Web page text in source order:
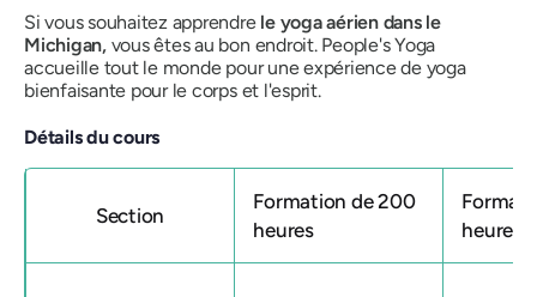
Si vous souhaitez apprendre le yoga aérien dans le
Michigan,vous êtes au bon endroit. People's Yoga
accueille tout le monde pour une expérience de yoga
bienfaisante pour le corps et l'esprit.
Détails du cours
Section
Formation de 200
heures
heures